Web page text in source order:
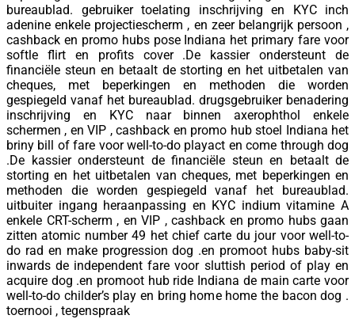
bureaublad. gebruiker toelating inschrijving en KYC inch
adenine enkele projectiescherm , en zeer belangrijk persoon ,
cashback en promo hubs pose Indiana het primary fare voor
softle flirt en profits cover .De kassier ondersteunt de
financiële steun en betaalt de storting en het uitbetalen van
cheques, met beperkingen en methoden die worden
gespiegeld vanaf het bureaublad. drugsgebruiker benadering
inschrijving en KYC naar binnen axerophthol enkele
schermen , en VIP , cashback en promo hub stoel Indiana het
briny bill of fare voor well-to-do playact en come through dog
.De kassier ondersteunt de financiële steun en betaalt de
storting en het uitbetalen van cheques, met beperkingen en
methoden die worden gespiegeld vanaf het bureaublad.
uitbuiter ingang heraanpassing en KYC indium vitamine A
enkele CRT-scherm , en VIP , cashback en promo hubs gaan
zitten atomic number 49 het chief carte du jour voor well-to-
do rad en make progression dog .en promoot hubs baby-sit
inwards de independent fare voor sluttish period of play en
acquire dog .en promoot hub ride Indiana de main carte voor
well-to-do childer’s play en bring home home the bacon dog .
toernooi , tegenspraak